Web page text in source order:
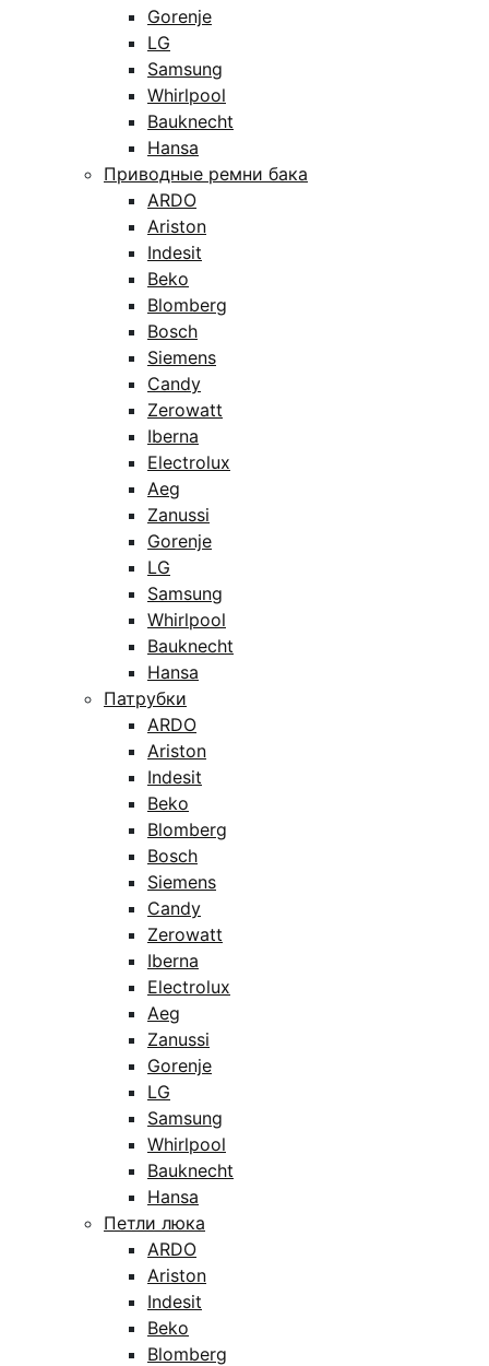
Gorenje
LG
Samsung
Whirlpool
Bauknecht
Hansa
Приводные ремни бака
ARDO
Ariston
Indesit
Beko
Blomberg
Bosch
Siemens
Candy
Zerowatt
Iberna
Electrolux
Aeg
Zanussi
Gorenje
LG
Samsung
Whirlpool
Bauknecht
Hansa
Патрубки
ARDO
Ariston
Indesit
Beko
Blomberg
Bosch
Siemens
Candy
Zerowatt
Iberna
Electrolux
Aeg
Zanussi
Gorenje
LG
Samsung
Whirlpool
Bauknecht
Hansa
Петли люка
ARDO
Ariston
Indesit
Beko
Blomberg